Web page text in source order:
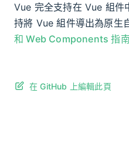
Vue 完全支持在 Vue 組件
持將 Vue 組件導出為原
和 Web Components 指南
在 GitHub 上編輯此頁